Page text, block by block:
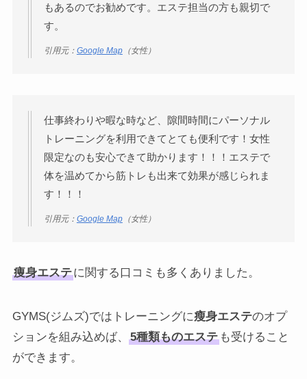
もあるのでお勧めです。エステ担当の方も親切で
す。
引用元： Google Map（女性）
仕事終わりや暇な時など、隙間時間にパーソナル
トレーニングを利用できてとても便利です！女性
限定なのも安心できて助かります！！！エステで
体を温めてから筋トレも出来て効果が感じられま
す！！！
引用元： Google Map（女性）
痩身エステに関する口コミも多くありました。
GYMS(ジムズ)ではトレーニングに瘦身エステのオプ
ションを組み込めば、
5種類ものエステも受けること
ができます。